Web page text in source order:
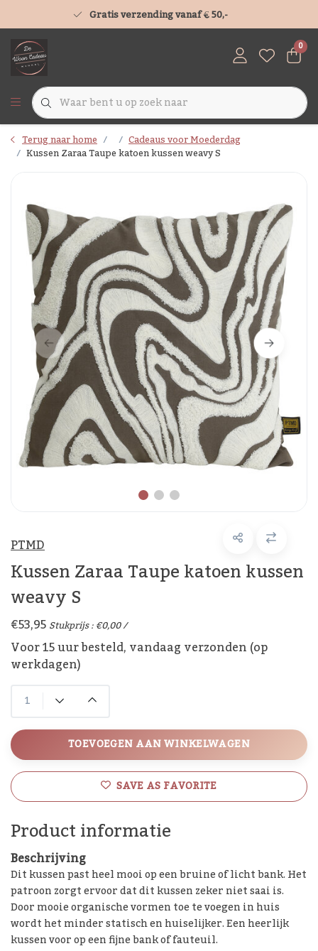
Gratis verzending vanaf € 50,-
0
Terug naar home Cadeaus voor Moederdag
Kussen Zaraa Taupe katoen kussen weavy S
PTMD
Kussen Zaraa Taupe katoen kussen
weavy S
€53,95Stukprijs : €0,00 /
Voor 15 uur besteld, vandaag verzonden (op
werkdagen)
TOEVOEGEN AAN WINKELWAGEN
SAVE AS FAVORITE
Product informatie
Beschrijving
Dit kussen past heel mooi op een bruine of licht bank. Het
patroon zorgt ervoor dat dit kussen zeker niet saai is.
Door mooie organische vormen toe te voegen in huis
wordt het minder statisch en huiselijker. Een heerlijk
kussen voor op een fijne bank of fauteuil.